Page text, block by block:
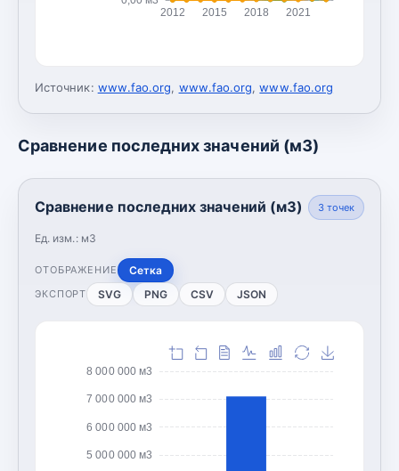
2012 2015 2018 2021
Источник: www.fao.org, www.fao.org,www.fao.org
Сравнение последних значений (м3)
Сравнение последних значений (м3)
Ед. изм.: м3
3точек
ОТОБРАЖЕНИЕ Сетка
ЭКСПОРТ SVG PNG CSV JSON
5 000 000 м3
6 000 000 м3
7 000 000 м3
8 000 000 м3